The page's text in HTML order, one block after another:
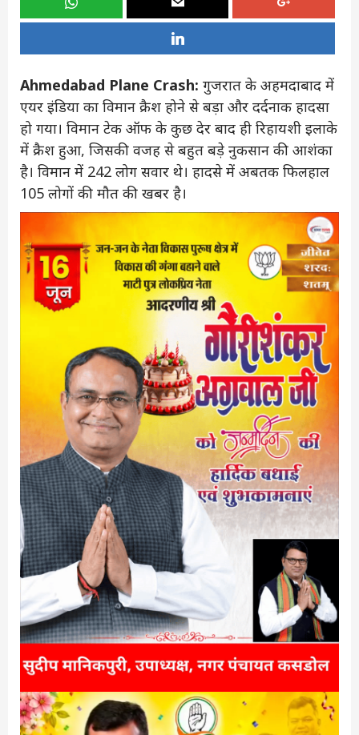
Ahmedabad Plane Crash: गुजरात के अहमदाबाद में
एयर इंडिया का विमान क्रैश होने से बड़ा और दर्दनाक हादसा
हो गया। विमान टेक ऑफ के कुछ देर बाद ही रिहायशी इलाके
में क्रैश हुआ, जिसकी वजह से बहुत बड़े नुकसान की आशंका
है। विमान में 242 लोग सवार थे। हादसे में अबतक फिलहाल
105 लोगों की मौत की खबर है।